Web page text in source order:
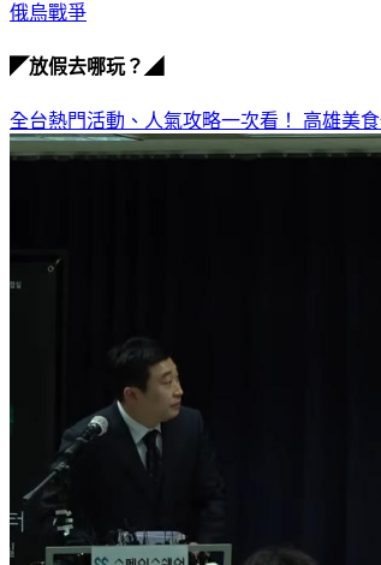
俄烏戰爭
◤放假去哪玩？◢
全台熱門活動、人氣攻略一次看！ 高雄美